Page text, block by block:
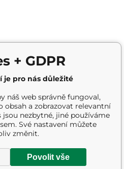
+ GDPR
je pro nás důležité
náš web správně fungoval,
obsah a zobrazovat relevantní
nezbytné, jiné používáme
Své nastavení můžete
změnit.
Povolit vše